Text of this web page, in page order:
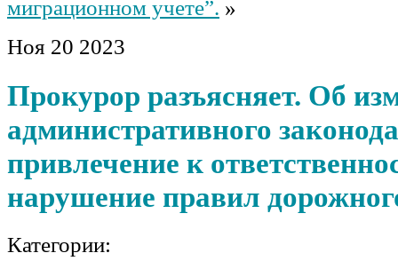
миграционном учете”. »
Ноя 20 2023
Прокурор разъясняет. Об
административного
привлечение к
нарушение правил
Категории: